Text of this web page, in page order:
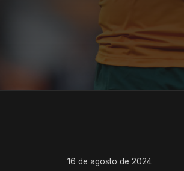
16 de agosto de 2024